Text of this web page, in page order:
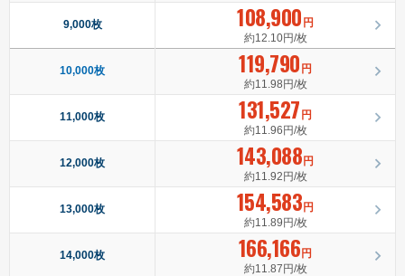
9,000枚 108,900 円
約12.10円/枚
10,000枚 119,790 円
約11.98円/枚
11,000枚 131,527 円
約11.96円/枚
12,000枚 143,088円
約11.92円/枚
13,000枚 154,583円
約11.89円/枚
14,000枚 166,166円
約11.87円/枚